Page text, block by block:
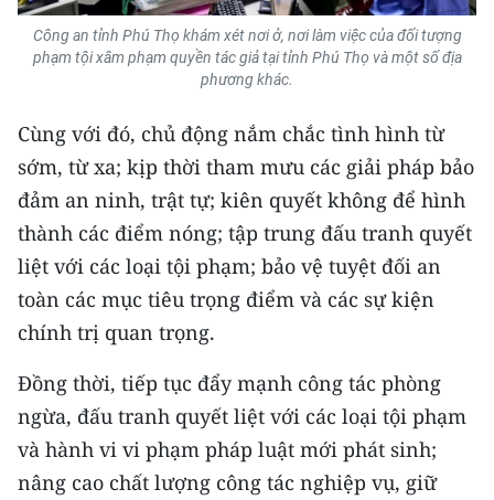
ENGLISH
中文
FRANÇAIS
РУССКИЙ
ESPAÑOL
한국어
Công an tỉnh Phú Thọ khám xét nơi ở, nơi làm việc của đối tượng
phạm tội xâm phạm quyền tác giả tại tỉnh Phú Thọ và một số địa
phương khác.
Cùng với đó, chủ động nắm chắc tình hình từ
sớm, từ xa; kịp thời tham mưu các giải pháp bảo
đảm an ninh, trật tự; kiên quyết không để hình
thành các điểm nóng; tập trung đấu tranh quyết
liệt với các loại tội phạm; bảo vệ tuyệt đối an
toàn các mục tiêu trọng điểm và các sự kiện
chính trị quan trọng.
Đồng thời, tiếp tục đẩy mạnh công tác phòng
ngừa, đấu tranh quyết liệt với các loại tội phạm
và hành vi vi phạm pháp luật mới phát sinh;
nâng cao chất lượng công tác nghiệp vụ, giữ